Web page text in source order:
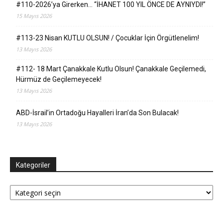
#110-2026’ya Girerken… “İHANET 100 YIL ÖNCE DE AYNIYDI!”
15 Mayıs 2026
#113-23 Nisan KUTLU OLSUN! / Çocuklar İçin Örgütlenelim!
13 Mayıs 2026
#112- 18 Mart Çanakkale Kutlu Olsun! Çanakkale Geçilemedi,
Hürmüz de Geçilemeyecek!
13 Mayıs 2026
ABD-İsrail’in Ortadoğu Hayalleri İran’da Son Bulacak!
13 Mayıs 2026
Kategoriler
Kategoriler